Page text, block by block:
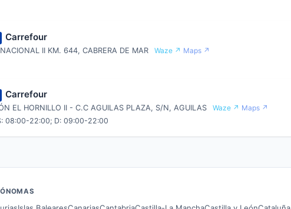
Carrefour
II KM. 644, CABRERA DE MAR Waze ↗ Maps ↗
Carrefour
EL HORNILLO II - C.C AGUILAS PLAZA, S/N, AGUILAS Waze ↗ Maps ↗
08:00-22:00; D: 09:00-22:00